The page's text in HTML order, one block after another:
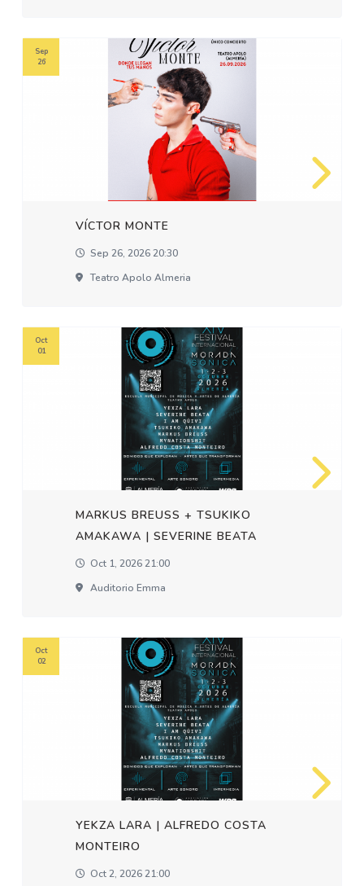
VÍCTOR MONTE
Sep 26, 2026 20:30
Teatro Apolo Almeria
Sep
26
MARKUS BREUSS + TSUKIKO
AMAKAWA | SEVERINE BEATA
Oct 1, 2026 21:00
Auditorio Emma
Oct
01
YEKZA LARA | ALFREDO COSTA
MONTEIRO
Oct 2, 2026 21:00
Oct
02